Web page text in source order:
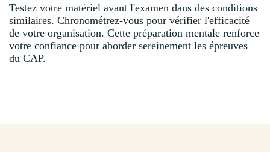
Testez votre matériel avant l'examen dans des conditions
similaires. Chronométrez-vous pour vérifier l'efficacité
de votre organisation. Cette préparation mentale renforce
votre confiance pour aborder sereinement les épreuves
du CAP.